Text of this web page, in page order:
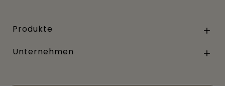
Produkte 
Unternehmen 